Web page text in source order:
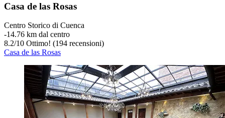
Casa de las Rosas
Centro Storico di Cuenca
‐14.76 km dal centro
8.2/10 Ottimo! (194 recensioni)
Casa de las Rosas